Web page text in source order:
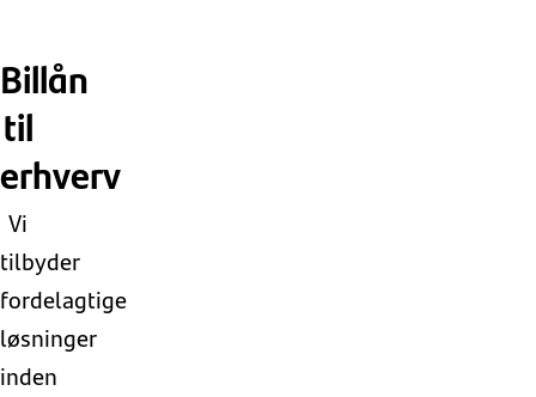
Billån
til
erhverv
Vi
tilbyder
fordelagtige
løsninger
inden